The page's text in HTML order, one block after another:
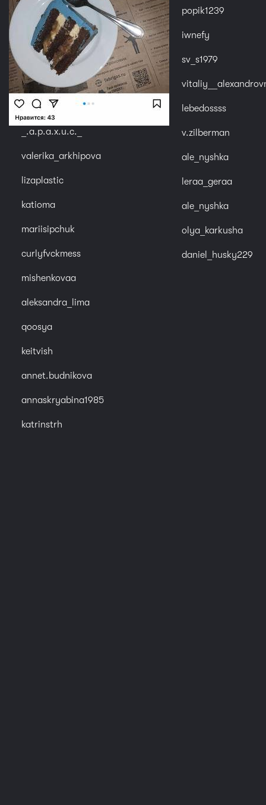
_.a.p.a.x.u.c._
valerika_arkhipova
lizaplastic
katioma
mariisipchuk
curlyfvckmess
mishenkovaa
aleksandra_lima
qoosya
keitvish
annet.budnikova
annaskryabina1985
katrinstrh
popik1239
iwnefy
sv_s1979
lebedossss
v.zilberman
ale_nyshka
leraa_geraa
ale_nyshka
olya_karkusha
daniel_husky229